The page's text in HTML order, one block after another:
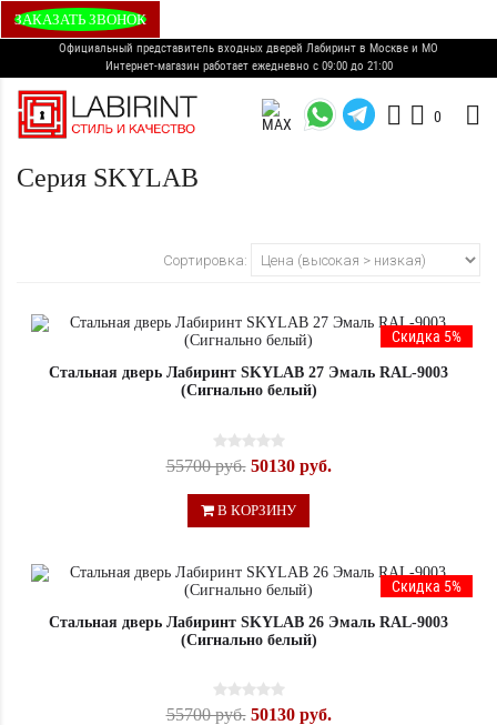
ЗАКАЗАТЬ ЗВОНОК
Официальный представитель входных дверей Лабиринт в Москве и МО
Интернет-магазин работает ежедневно с 09:00 до 21:00
0
Серия SKYLAB
Сортировка:
Скидка 5%
Стальная дверь Лабиринт SKYLAB 27 Эмаль RAL-9003
(Сигнально белый)
55700 руб. 50130 руб.
В КОРЗИНУ
Скидка 5%
Стальная дверь Лабиринт SKYLAB 26 Эмаль RAL-9003
(Сигнально белый)
55700 руб. 50130 руб.